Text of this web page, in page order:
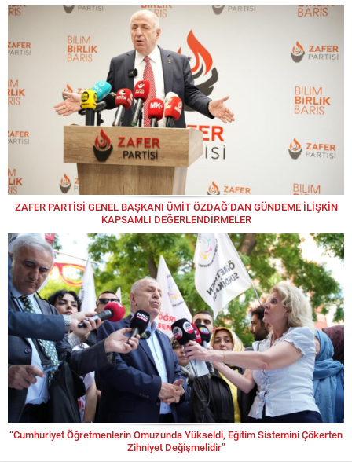
ZAFER PARTİSİ GENEL BAŞKANI ÜMİT ÖZDAĞ’DAN GÜNDEME İLİŞKİN
KAPSAMLI DEĞERLENDİRMELER
“Cumhuriyet Öğretmenlerin Omuzunda Yükseldi, Eğitim Sistemini Çökerten
Zihniyet Değişmelidir”